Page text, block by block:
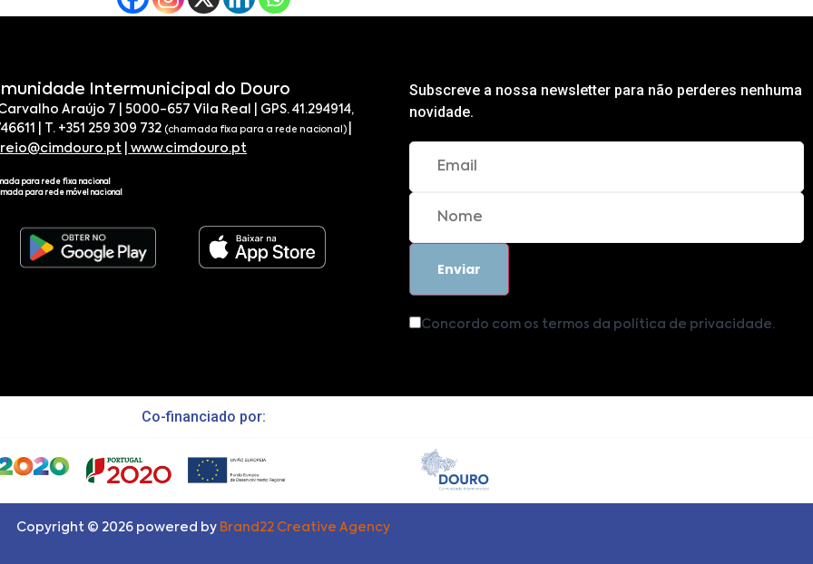
Intermunicipal do Douro
Araújo 7 | 5000-657 Vila Real | GPS. 41.294914,
| T. +351 259 309 732(chamada fixa para a rede nacional)
www.cimdouro.pt
para rede fixa nacional
para rede móvel nacional
Subscreve a nossa newsletter para não perderes nenhuma
novidade.
Concordo com os termos da política de privacidade.
Co-financiado por:
Copyright © 2026 powered by Brand22 Creative Agency